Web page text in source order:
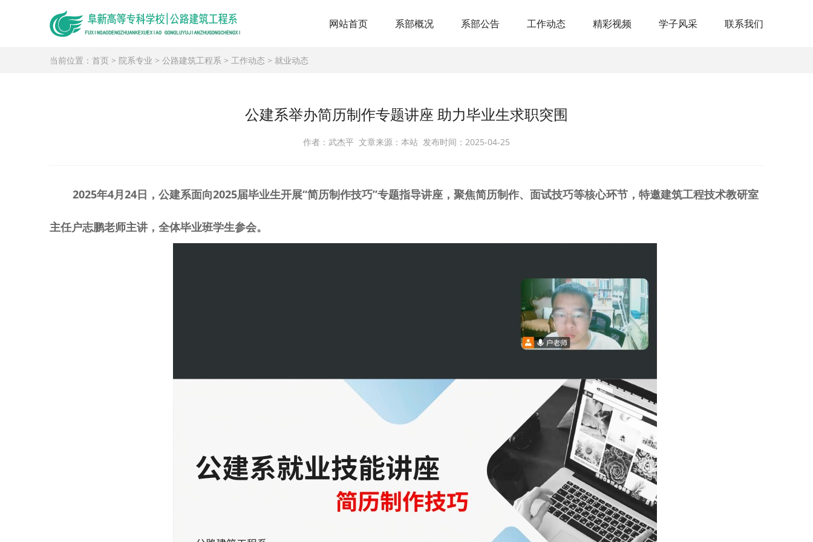
网站首页 系部概况 系部公告 工作动态 精彩视频 学子风采 联系我们
当前位置： 首页 > 院系专业 > 公路建筑工程系 > 工作动态 > 就业动态
公建系举办简历制作专题讲座 助力毕业生求职突围
作者：武杰平 文章来源：本站 发布时间：2025-04-25
2025年4月24日，公建系面向2025届毕业生开展“简历制作技巧”专题指导讲座，聚焦简历制作、面试技巧等核心环节 ，特邀建筑工程技术教研室
主任户志鹏老师主讲，全体毕业班学生参会。